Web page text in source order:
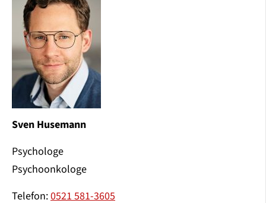
Sven Husemann
Psychologe
Psychoonkologe
Telefon:0521 581-3605